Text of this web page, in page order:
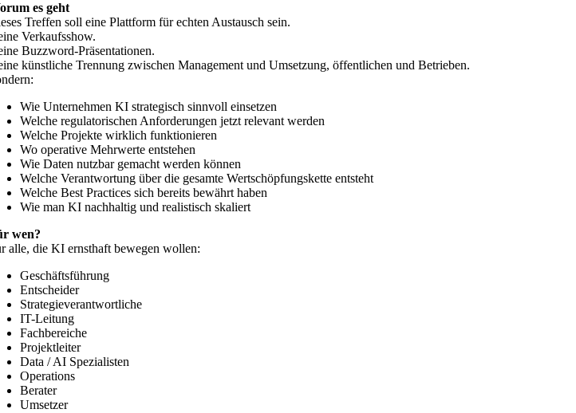
es geht
Treffen soll eine Plattform für echten Austausch sein.
Verkaufsshow.
Buzzword-Präsentationen.
künstliche Trennung zwischen Management und Umsetzung, öffentlichen und Betrieben.
Wie Unternehmen KI strategisch sinnvoll einsetzen
Welche regulatorischen Anforderungen jetzt relevant werden
Welche Projekte wirklich funktionieren
Wo operative Mehrwerte entstehen
Wie Daten nutzbar gemacht werden können
Welche Verantwortung über die gesamte Wertschöpfungskette entsteht
Welche Best Practices sich bereits bewährt haben
Wie man KI nachhaltig und realistisch skaliert
wen?
alle, die KI ernsthaft bewegen wollen:
Geschäftsführung
Entscheider
Strategieverantwortliche
IT-Leitung
Fachbereiche
Projektleiter
Data / AI Spezialisten
Operations
Berater
Umsetzer